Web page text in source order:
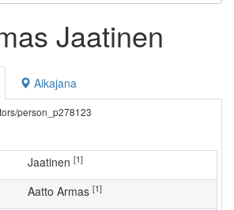
Jaatinen
Aikajana
person_p278123
Jaatinen [1]
Aatto Armas [1]